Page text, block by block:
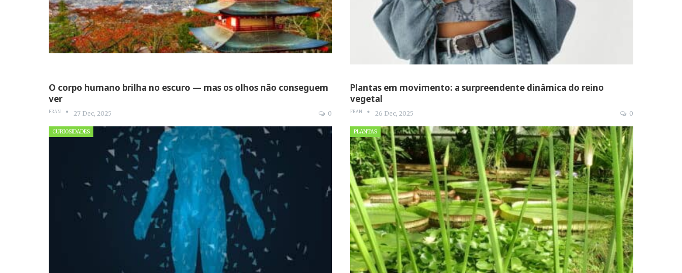
O corpo humano brilha no escuro — mas os olhos não conseguem
ver
FRAN 27 Dec, 2025 0
CURIOSIDADES
Plantas em movimento: a surpreendente dinâmica do reino
vegetal
FRAN 26 Dec, 2025 0
PLANTAS